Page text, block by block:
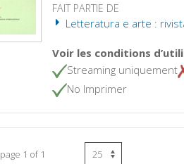
FAIT PARTIE DE
Letteratura e arte :
Voir les conditions
Streaming uniquement
No Imprimer
page 1 of 1